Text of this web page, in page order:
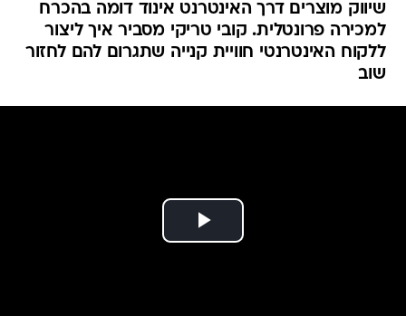
שיווק מוצרים דרך האינטרנט אינוד דומה בהכרח
למכירה פרונטלית. קובי טריקי מסביר איך ליצור
ללקוח האינטרנטי חוויית קנייה שתגרום להם לחזור
שוב